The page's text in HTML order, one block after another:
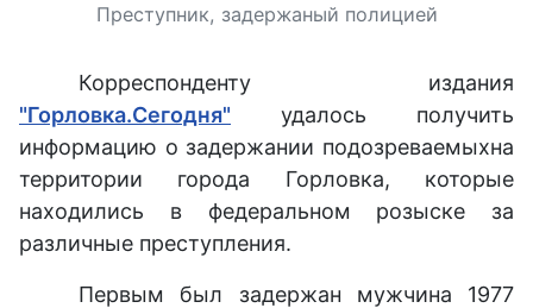
Преступник, задержаный полицией
Корреспонденту издания
"Горловка.Сегодня" удалось получить
информацию о задержании подозреваемыхна
территории города Горловка, которые
находились в федеральном розыске за
различные преступления.
Первым был задержан мужчина 1977